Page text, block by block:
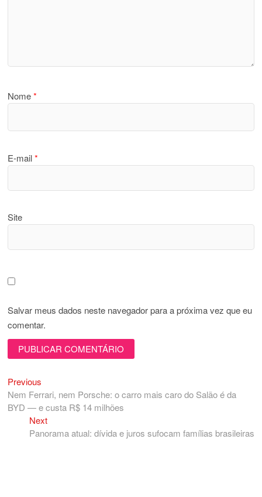
Nome*
E-mail*
Site
Salvar meus dados neste navegador para a próxima vez que eu
comentar.
Navegação
de
Post
Previous
post:
Nem Ferrari, nem Porsche: o carro mais caro do Salão é da
BYD — e custa R$ 14 milhões
NextNext
post:
Panorama atual: dívida e juros sufocam famílias brasileiras